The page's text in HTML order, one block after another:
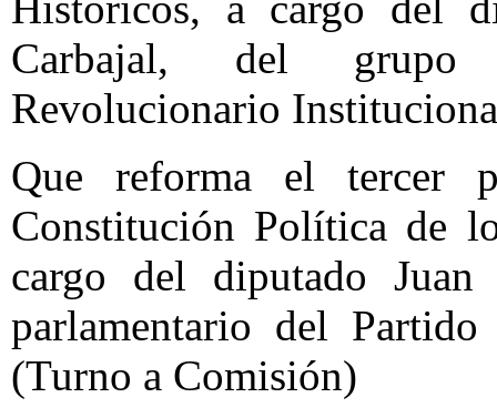
Carbajal, del grupo
Revolucionario
Que reforma el tercer
Constitución Política de
cargo del diputado
parlamentario del
(Turno a Comisión)